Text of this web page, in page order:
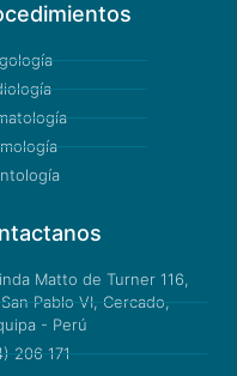
Matto de Turner 116,
Pablo VI, Cercado,
- Perú
206 171